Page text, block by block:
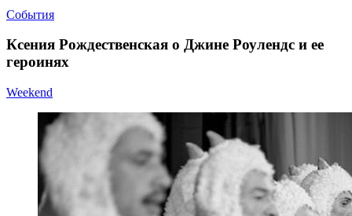
События
Ксения Рождественская о Джине Роулендс и ее
героинях
Weekend